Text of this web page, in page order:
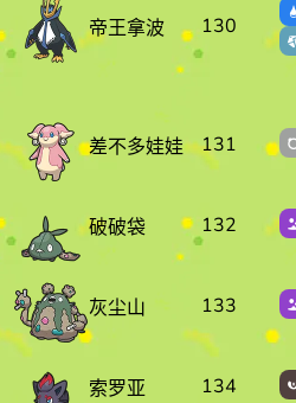
帝王拿波 130
差不多娃娃 131
破破袋 132
灰尘山 133
索罗亚 134